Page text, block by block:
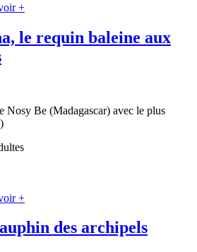
+
le requin baleine aux
Nosy Be (Madagascar) avec le plus
+
des archipels